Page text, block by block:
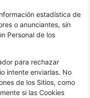
estadística de
o anunciantes, sin
Personal de los
para rechazar
intente enviarlas. No
de los Sitios, como
si las Cookies